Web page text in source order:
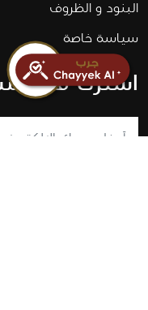
البنود و الظروف
سياسة خاصة
اشترك في